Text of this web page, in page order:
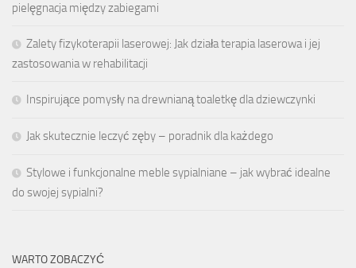
pielęgnacja między zabiegami
Zalety fizykoterapii laserowej: Jak działa terapia laserowa i jej
zastosowania w rehabilitacji
Inspirujące pomysły na drewnianą toaletkę dla dziewczynki
Jak skutecznie leczyć zęby – poradnik dla każdego
Stylowe i funkcjonalne meble sypialniane – jak wybrać idealne
do swojej sypialni?
WARTO ZOBACZYĆ